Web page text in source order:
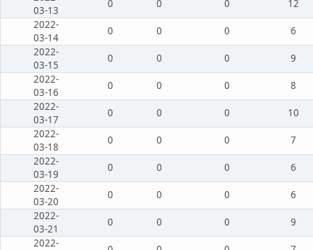
03-13
0 0 0
12
2022-
03-14
0 0 0
6
2022-
03-15
0 0 0
9
2022-
03-16
0 0 0
8
2022-
03-17
0 0 0
10
2022-
03-18
0 0 0
7
2022-
03-19
0 0 0
6
2022-
03-20
0 0 0
6
2022-
03-21
0 0 0
9
2022-